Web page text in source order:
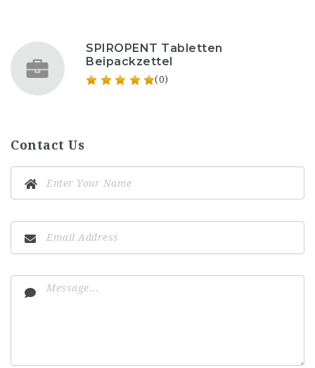
SPIROPENT Tabletten
Beipackzettel
(0)
Contact Us